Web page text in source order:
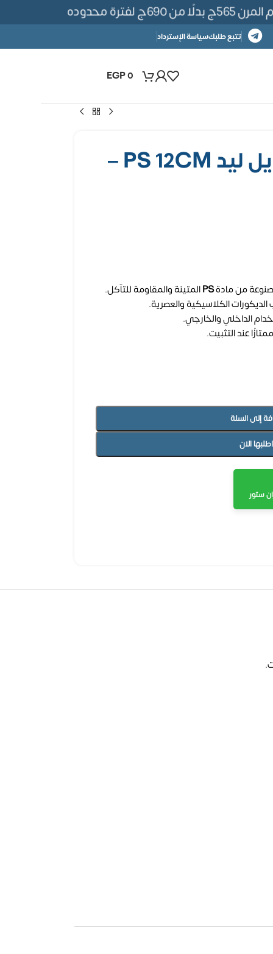
محدوده
تتبع طلبكسياسة الإسترداد
EGP0
بديل خشب بروفايل ليد PS 12CM –
من مادةPSالمتينة والمقاومة للتآكل.
الكلاسيكية والعصرية.
الداخلي والخارجي.
عند التثبيت.
إلى السلة
اطلبها الان
ستور